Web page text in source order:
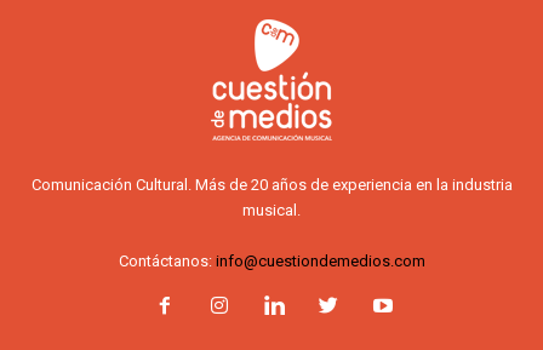
Comunicación Cultural. Más de 20 años de experiencia en la industria
musical.
Contáctanos: info@cuestiondemedios.com